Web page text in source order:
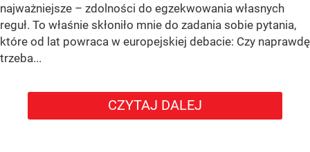
najważniejsze – zdolności do egzekwowania własnych
reguł. To właśnie skłoniło mnie do zadania sobie pytania,
które od lat powraca w europejskiej debacie: Czy naprawdę
trzeba...
CZYTAJ DALEJ